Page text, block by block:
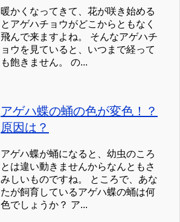
暖かくなってきて、花が咲き始める
とアゲハチョウがどこからともなく
飛んで来ますよね。 そんなアゲハチ
ョウを見ていると、いつまで経って
も飽きません。 の...
アゲハ蝶の蛹の色が変色！？
原因は？
アゲハ蝶が蛹になると、幼虫のころ
とは違い動きませんからなんともさ
みしいものですね。 ところで、あな
たが飼育しているアゲハ蝶の蛹は何
色でしょうか？ ア...